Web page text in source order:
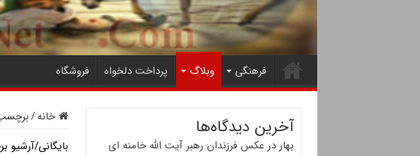
فرهنگی وبلاگ پرداخت دلخواه فروشگاه
خانه/
بایگانی/
آخرین دیدگاه‌ها
بهار درعکس فرزندان رهبر آیت الله خامنه ای